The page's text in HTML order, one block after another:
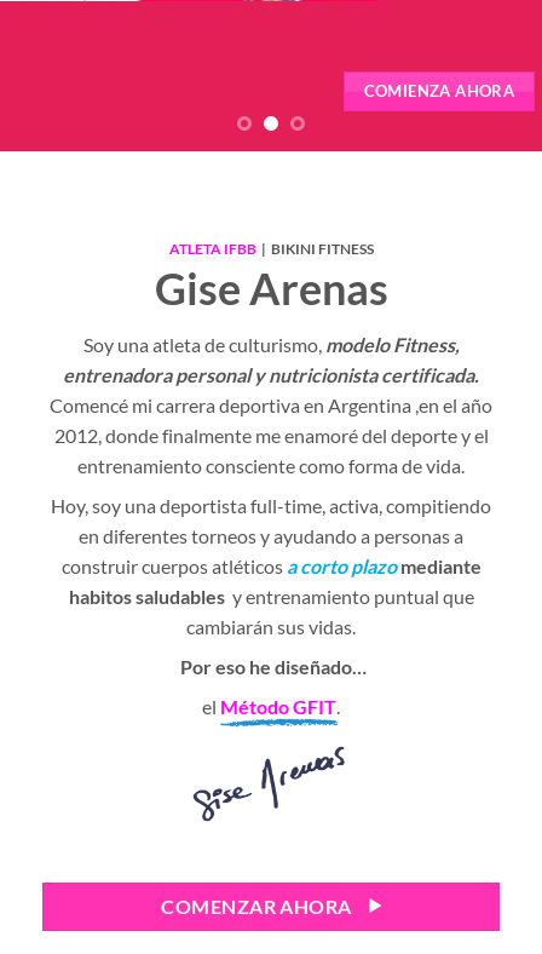
COMIENZA AHORA
ATLETA IFBB | BIKINI FITNESS
Gise Arenas
Soy una atleta de culturismo, modelo Fitness,
entrenadora personal y nutricionista certificada.
Comencé mi carrera deportiva en Argentina ,en el año
2012, donde finalmente me enamoré del deporte y el
entrenamiento consciente como forma de vida.
Hoy, soy una deportista full-time, activa, compitiendo
en diferentes torneos yayudando a personas a
construir cuerpos atléticos a corto plazomediante
habitos saludables y entrenamiento puntual que
cambiarán sus vidas.
Por eso he diseñado…
el Método GFIT
COMENZAR AHORA